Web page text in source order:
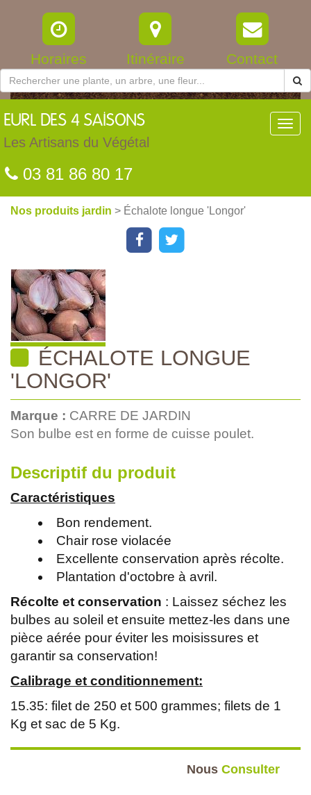
Horaires Itinéraire Contact
EURL DES 4 SAISONS
Les Artisans du Végétal
03 81 86 80 17
Nos produits jardin > Échalote longue 'Longor'
ÉCHALOTE LONGUE
'LONGOR'
Marque : CARRE DE JARDIN
Son bulbe est en forme de cuisse poulet.
Descriptif du produit
Caractéristiques
Bon rendement.
Chair rose violacée
Excellente conservation après récolte.
Plantation d'octobre à avril.
Récolte et conservation : Laissez séchez les
bulbes au soleil et ensuite mettez-les dans une
pièce aérée pour éviter les moisissures et
garantir sa conservation!
Calibrage et conditionnement:
15.35: filet de 250 et 500 grammes; filets de 1
Kg et sac de 5 Kg.
Nous Consulter